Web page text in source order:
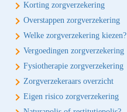
Korting zorgverzekering
Overstappen zorgverzekering
Welke zorgverzekering kiezen?
Vergoedingen zorgverzekering
Fysiotherapie zorgverzekering
Zorgverzekeraars overzicht
Eigen risico zorgverzekering